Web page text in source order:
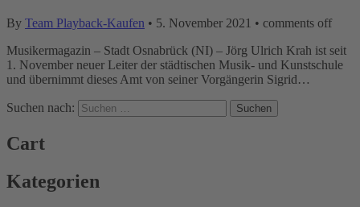
By Team Playback-Kaufen • 5. November 2021 • comments off
Musikermagazin – Stadt Osnabrück (NI) – Jörg Ulrich Krah ist seit
1. November neuer Leiter der städtischen Musik- und Kunstschule
und übernimmt dieses Amt von seiner Vorgängerin Sigrid…
Suchen nach:
Cart
Kategorien